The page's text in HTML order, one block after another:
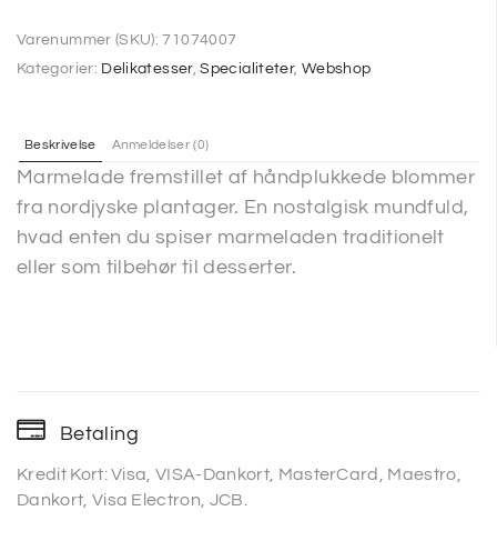
Varenummer (SKU):71074007
Kategorier: Delikatesser,Specialiteter, Webshop
Beskrivelse Anmeldelser (0)
Marmelade fremstillet af håndplukkede blommer
fra nordjyske plantager. En nostalgisk mundfuld,
hvad enten du spiser marmeladen traditionelt
eller som tilbehør til desserter.
Betaling
Kredit Kort: Visa, VISA-Dankort, MasterCard, Maestro,
Dankort, Visa Electron, JCB.